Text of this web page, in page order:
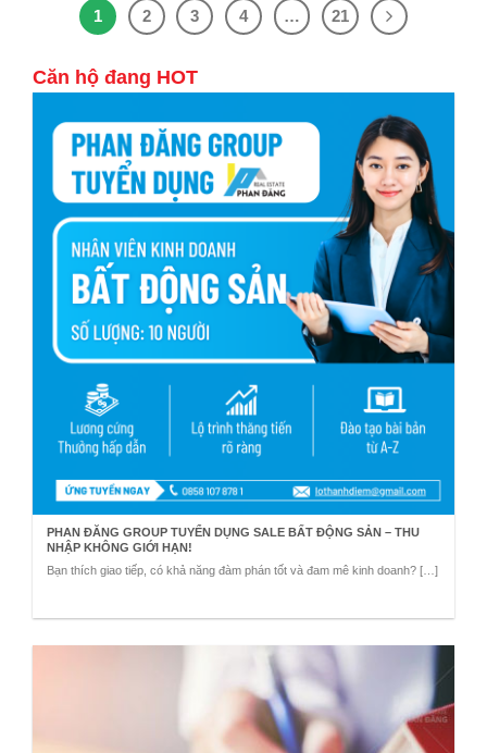
1 2 3 4 … 21
Căn hộ đang HOT
PHAN ĐĂNG GROUP TUYỂN DỤNG SALE BẤT ĐỘNG SẢN – THU
NHẬP KHÔNG GIỚI HẠN!
Bạn thích giao tiếp, có khả năng đàm phán tốt và đam mê kinh doanh? […]